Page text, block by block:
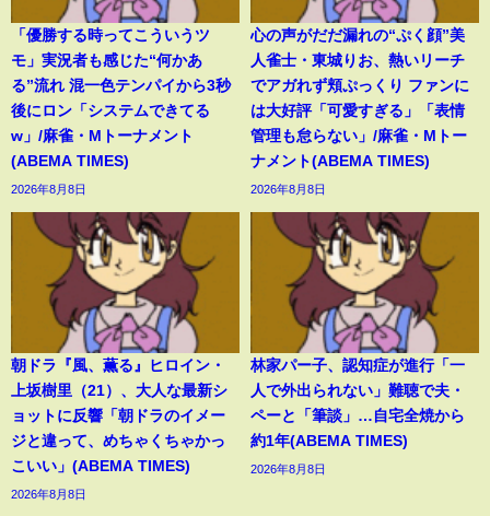
「優勝する時ってこういうツ
モ」実況者も感じた“何かあ
る”流れ 混一色テンパイから3秒
後にロン「システムできてる
w」/麻雀・Mトーナメント
(ABEMA TIMES)
2026年8月8日
心の声がだだ漏れの“ぷく顔”美
人雀士・東城りお、熱いリーチ
でアガれず頬ぷっくり ファンに
は大好評「可愛すぎる」「表情
管理も怠らない」/麻雀・Mトー
ナメント(ABEMA TIMES)
2026年8月8日
朝ドラ『風、薫る』ヒロイン・
上坂樹里（21）、大人な最新シ
ョットに反響「朝ドラのイメー
ジと違って、めちゃくちゃかっ
こいい」(ABEMA TIMES)
2026年8月8日
林家パー子、認知症が進行「一
人で外出られない」難聴で夫・
ペーと「筆談」…自宅全焼から
約1年(ABEMA TIMES)
2026年8月8日